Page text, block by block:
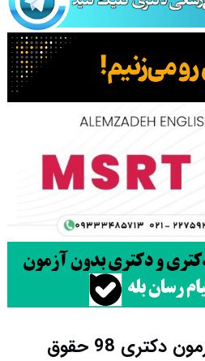
دانلود سوالات آزمون دکتری 98 حقوق